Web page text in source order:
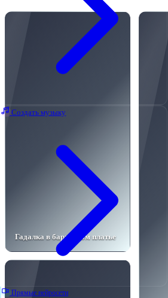
Создать музыку
Прямые нейросети
Гадалка в бархатном платье